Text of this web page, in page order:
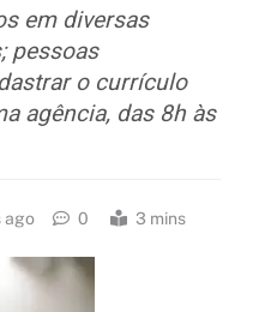
em diversas
pessoas
o currículo
agência, das 8h às
ago 0 3 mins